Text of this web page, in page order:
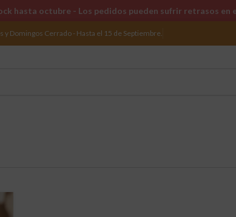
y Domingos Cerrado - Hasta el 15 de Septiembre.
hasta octubre - Los pedidos pueden sufrir retrasos en